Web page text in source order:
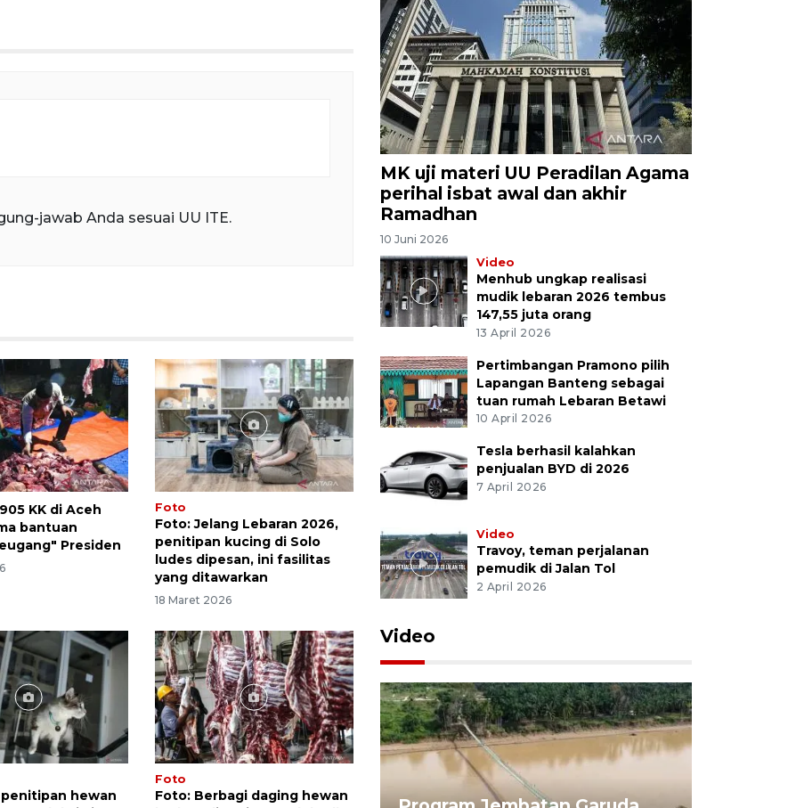
jawab Anda sesuai UU ITE.
KK di Aceh
bantuan
Presiden
Foto
Foto: Jelang Lebaran 2026,
penitipan kucing di Solo
ludes dipesan, ini fasilitas
yang ditawarkan
18 Maret 2026
penitipan hewan
Foto
Foto: Berbagi daging hewan
MK uji materi UU Peradilan Agama
perihal isbat awal dan akhir
Ramadhan
10 Juni 2026
Video
Menhub ungkap realisasi
mudik lebaran 2026 tembus
147,55 juta orang
13 April 2026
Pertimbangan Pramono pilih
Lapangan Banteng sebagai
tuan rumah Lebaran Betawi
10 April 2026
Tesla berhasil kalahkan
penjualan BYD di 2026
7 April 2026
Video
Travoy, teman perjalanan
pemudik di Jalan Tol
2 April 2026
Video